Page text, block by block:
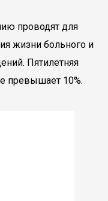
проводят для
жизни больного и
Пятилетняя
превышает 10%.